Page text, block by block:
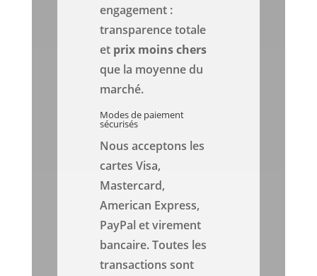
engagement :
transparence totale
et prix moins chers
que la moyenne du
marché.
Modes de paiement
sécurisés
Nous acceptons les
cartes Visa,
Mastercard,
American Express,
PayPal et virement
bancaire. Toutes les
transactions sont